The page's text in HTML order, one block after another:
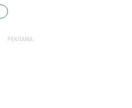
РЕКЛАМА: